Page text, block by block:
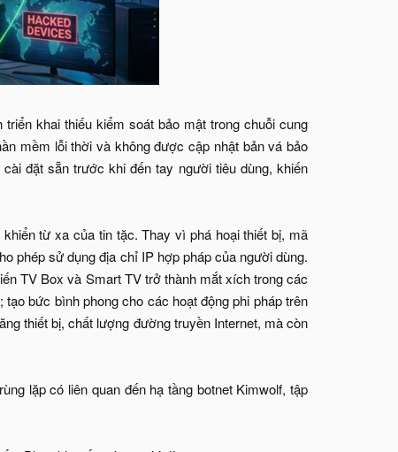
khai thiếu kiểm soát bảo mật trong chuỗi cung
mềm lỗi thời và không được cập nhật bản vá bảo
đặt sẵn trước khi đến tay người tiêu dùng, khiến
từ xa của tin tặc. Thay vì phá hoại thiết bị, mã
phép sử dụng địa chỉ IP hợp pháp của người dùng.
TV Box và Smart TV trở thành mắt xích trong các
bức bình phong cho các hoạt động phi pháp trên
thiết bị, chất lượng đường truyền Internet, mà còn
lặp có liên quan đến hạ tầng botnet Kimwolf, tập